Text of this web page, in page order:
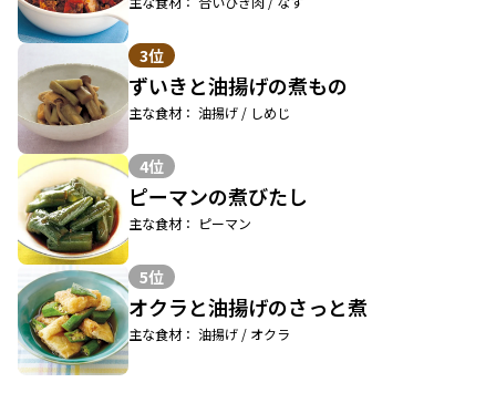
3位
ずいきと油揚げの煮もの
主な食材： 油揚げ / しめじ
4位
ピーマンの煮びたし
主な食材： ピーマン
5位
オクラと油揚げのさっと煮
主な食材： 油揚げ / オクラ